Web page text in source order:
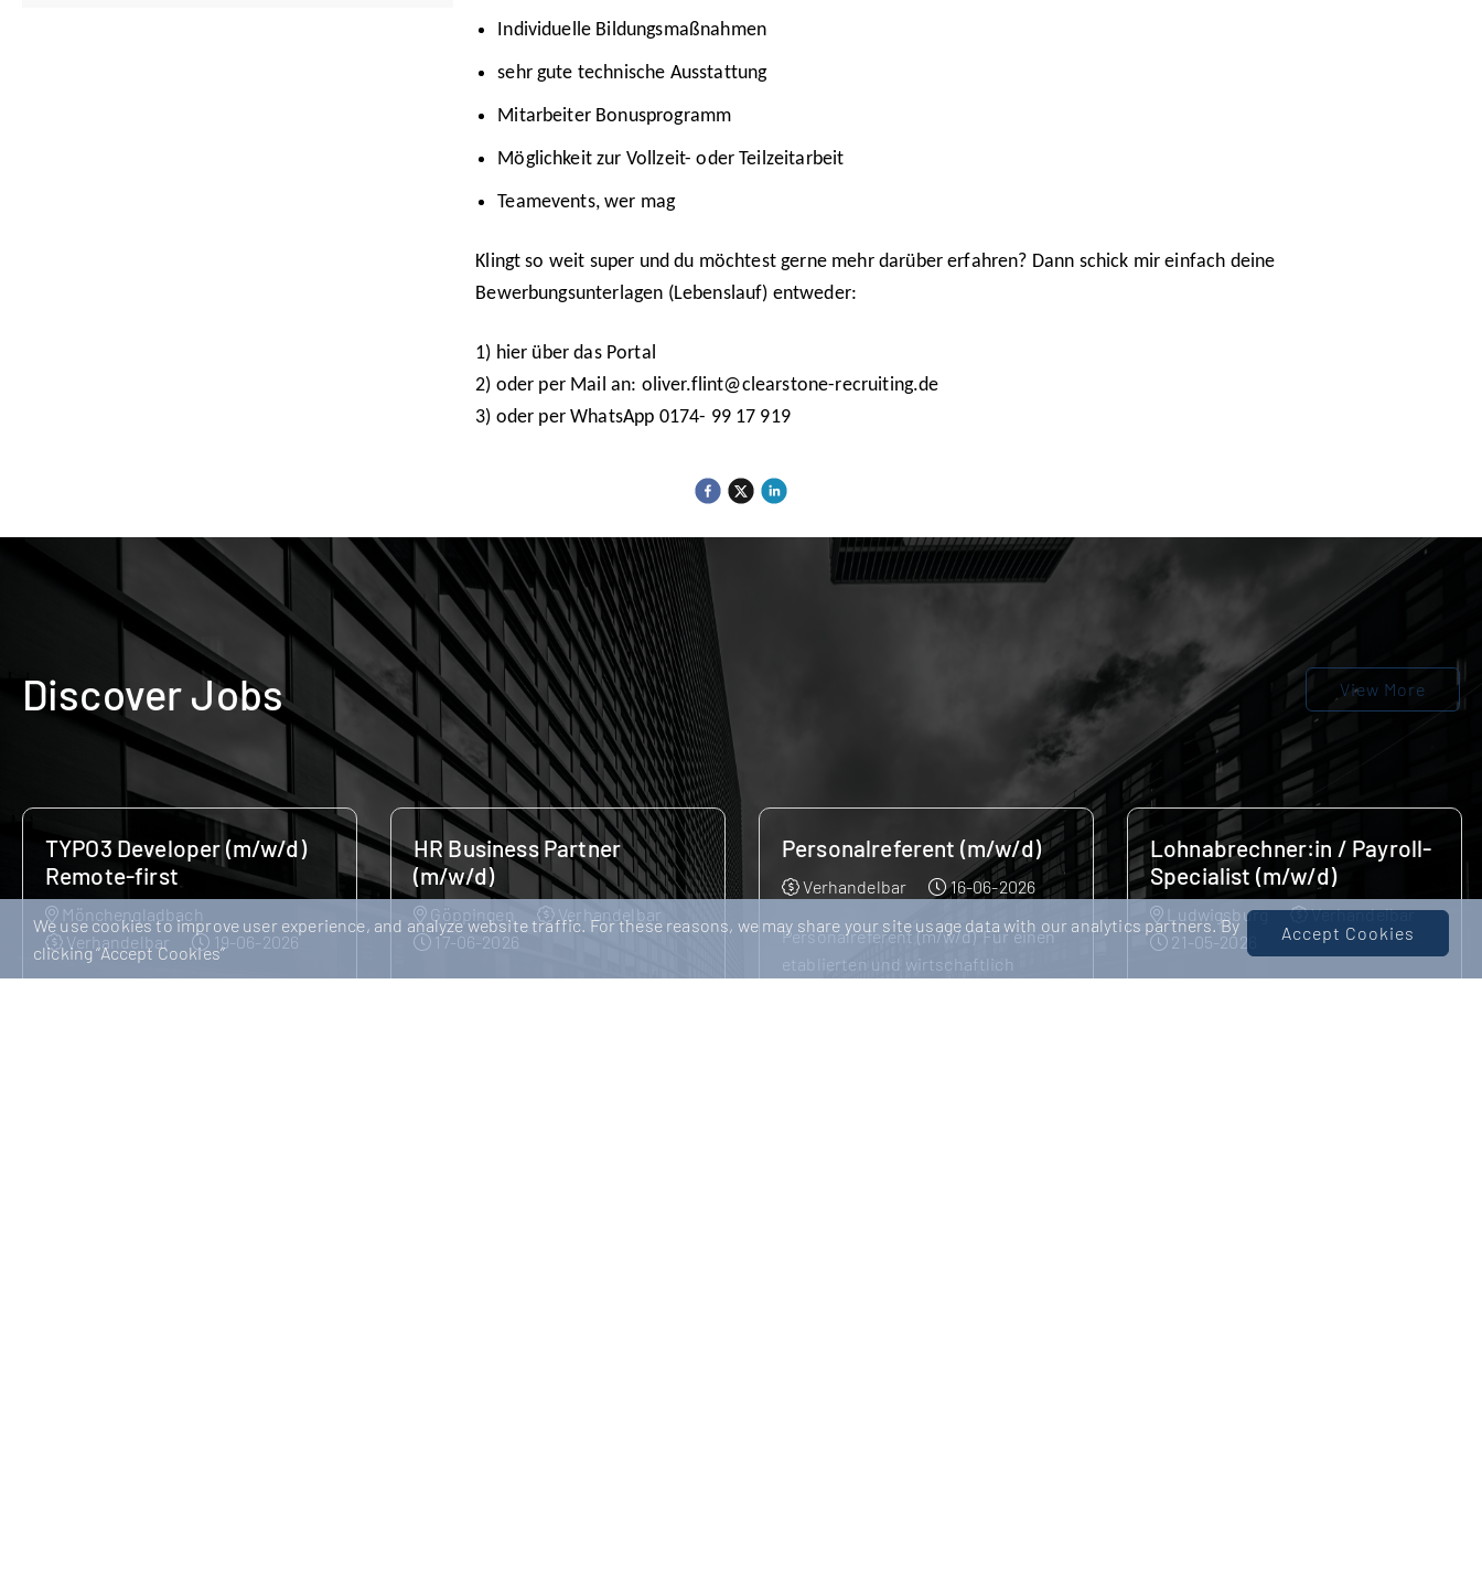
Individuelle Bildungsmaßnahmen
sehr gute technische Ausstattung
Mitarbeiter Bonusprogramm
Möglichkeit zur Vollzeit- oder Teilzeitarbeit
Teamevents, wer mag
Klingt so weit super und du möchtest gerne mehr darüber erfahren? Dann schick mir einfach deine
Bewerbungsunterlagen (Lebenslauf) entweder:
1) hier über das Portal
2) oder per Mail an: oliver.flint@clearstone-recruiting.de
3) oder per WhatsApp 0174- 99 17 919
Discover Jobs View More
HR Business Partner
(m/w/d)
Göppingen
Verhandelbar
17-06-2026
Personalreferent (m/w/d)
Verhandelbar 16-06-2026
Personalreferent (m/w/d) Für einen
Lohnabrechner:in / Payroll-
Specialist (m/w/d)
21-05-2026
Bilanzbuchhalter:in (m/w/d)
Ludwigsburg
Verhandelbar
18-05-2026
We use cookies to improve user experience, and analyze website traffic. For these reasons, we may share your site usage data with our analytics partners. By
clicking “Accept Cookies”
Accept Cookies